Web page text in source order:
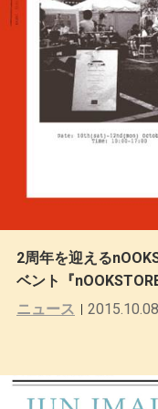
2周年を迎える
ベント『
ニュース
2015.10.08